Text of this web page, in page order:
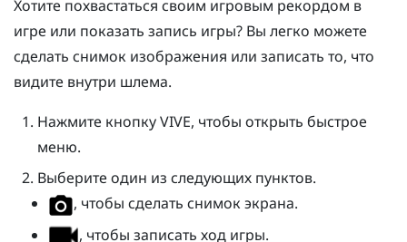
Хотите похвастаться своим игровым рекордом в
игре или показать запись игры? Вы легко можете
сделать снимок изображения или записать то, что
видите внутри шлема.
Нажмите кнопкуVIVE, чтобы открыть быстрое
меню.
Выберите один из следующих пунктов.
, чтобы сделать снимок экрана.
, чтобы записать ход игры.